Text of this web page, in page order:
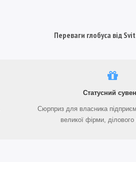
Переваги глобуса від
Статусний
Сюрприз для власника
великої фірми,